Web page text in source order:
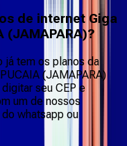
de internet Giga
(JAMAPARA)?
já tem os planos da
(JAMAPARA)
seu CEP e
um de nossos
whatsapp ou